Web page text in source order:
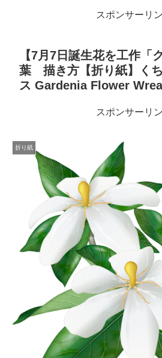
スポンサーリ
【7月7日誕生花を工作「
葉 描き方【折り紙】く
ス Gardenia Flower
スポンサーリ
折り紙